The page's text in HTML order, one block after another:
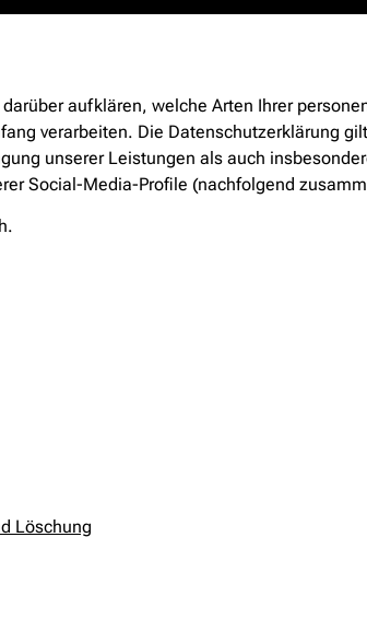
aufklären, welche Arten Ihrer
verarbeiten. Die Datenschutzerklärung
unserer Leistungen als auch
Social-Media-Profile (nachfolgend
Löschung